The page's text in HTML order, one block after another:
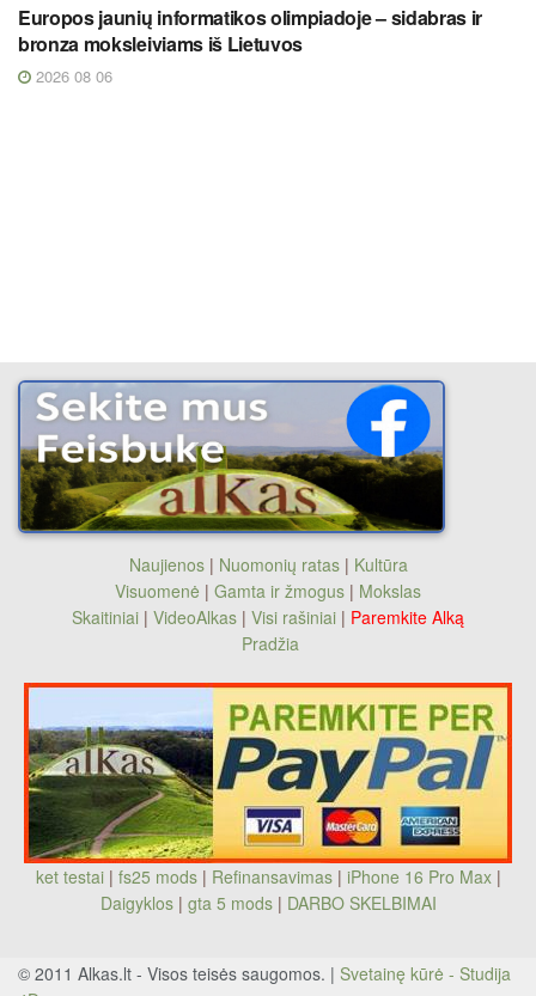
Europos jaunių informatikos olimpiadoje – sidabras ir
bronza moksleiviams iš Lietuvos
2026 08 06
Naujienos| Nuomonių ratas| Kultūra
Visuomenė | Gamta ir žmogus | Mokslas
Skaitiniai | VideoAlkas | Visi rašiniai | Paremkite Alką
Pradžia
ket testai | fs25 mods| Refinansavimas| iPhone 16 Pro Max|
Daigyklos| gta 5 mods | DARBO SKELBIMAI
© 2011 Alkas.lt - Visos teisės saugomos. | Svetainę kūrė - Studija